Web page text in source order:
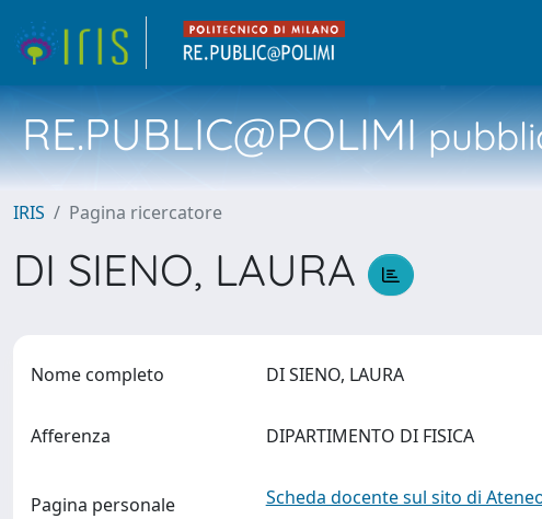
RE.PUBLIC@POLIMI
IRIS Pagina ricercatore
DI SIENO, LAURA
Nome completo DI SIENO, LAURA
Afferenza DIPARTIMENTO DI FISICA
Pagina personale Scheda docente sul sito di